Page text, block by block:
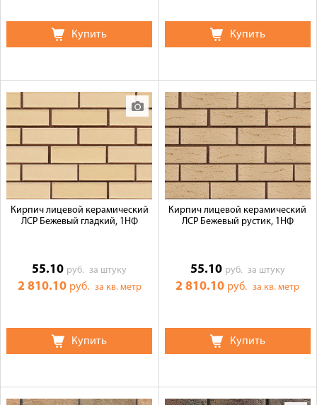
Купить Купить
Кирпич лицевой керамический
ЛСР Бежевый гладкий, 1НФ
55.10 руб.за штуку
2 810.10 руб. за кв. метр
Купить
Кирпич лицевой керамический
ЛСР Бежевый рустик, 1НФ
55.10 руб. за штуку
2 810.10 руб.за кв. метр
Купить